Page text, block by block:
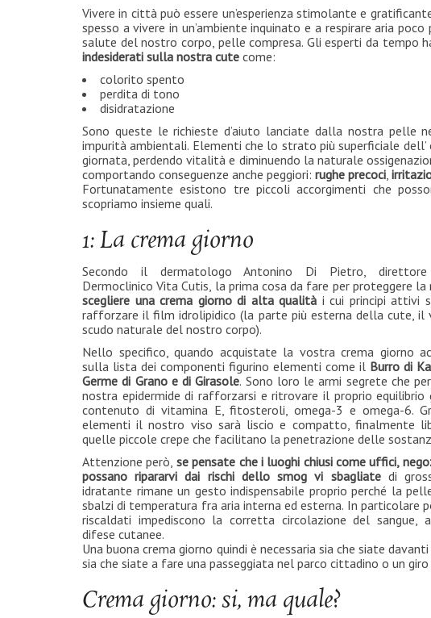
Vivere in città può essere un’esperienza stimolante e
spesso a vivere in un’ambiente inquinato e a respirare aria
salute del nostro corpo, pelle compresa. Gli esperti da tempo
indesiderati sulla nostra cute come:
colorito spento
perdita di tono
disidratazione
Sono queste le richieste d’aiuto lanciate dalla nostra
impurità ambientali. Elementi che lo strato più superficiale
giornata, perdendo vitalità e diminuendo la naturale
comportando conseguenze anche peggiori: rughe precoci,
Fortunatamente esistono tre piccoli accorgimenti che
scopriamo insieme quali.
1: La crema giorno
Secondo il dermatologo Antonino Di Pietro, direttore
Dermoclinico Vita Cutis, la prima cosa da fare per proteggere
scegliere una crema giorno di alta qualità i cui principi attivi
rafforzare il film idrolipidico (la parte più esterna della cute, il
scudo naturale del nostro corpo).
Nello specifico, quando acquistate la vostra crema giorno
sulla lista dei componenti figurino elementi come il Burro di
Germe di Grano e di Girasole. Sono loro le armi segrete che
nostra epidermide di rafforzarsi e ritrovare il proprio equilibrio
contenuto di vitamina E, fitosteroli, omega-3 e omega-6.
elementi il nostro viso sarà liscio e compatto, finalmente
quelle piccole crepe che facilitano la penetrazione delle
Attenzione però, se pensate che i luoghi chiusi come uffici,
possano ripararvi dai rischi dello smog vi sbagliatedi
idratante rimane un gesto indispensabile proprio perché la
sbalzi di temperatura fra aria interna ed esterna. In particolare
riscaldati impediscono la corretta circolazione del sangue,
difese cutanee.
Una buona crema giorno quindi è necessaria sia che siate
sia che siate a fare una passeggiata nel parco cittadino o un giro
Crema giorno: si, ma quale?